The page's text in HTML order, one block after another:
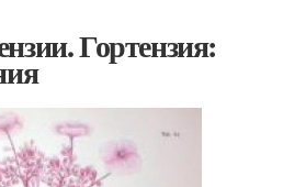
Гортензия: